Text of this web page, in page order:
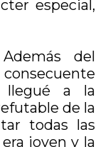
especial,
del
llegué a la
de la
todas las
joven y la